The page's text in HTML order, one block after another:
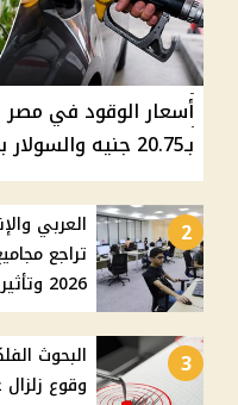
بـ20.75 جنيه والسولار بـ20.50 جنيه
2
العربي
تراجع
2026 وتأثيرهما على التنسيق
3
البحوث